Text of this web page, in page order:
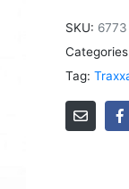
SKU: 6773
Tag: